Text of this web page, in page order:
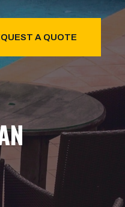
A QUOTE